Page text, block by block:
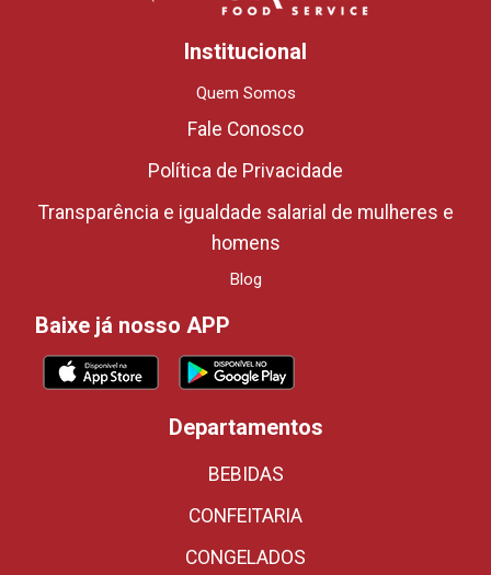
Institucional
Quem Somos
Fale Conosco
Política de Privacidade
Transparência e igualdade salarial de mulheres e
homens
Blog
Baixe já nosso APP
Departamentos
BEBIDAS
CONFEITARIA
CONGELADOS